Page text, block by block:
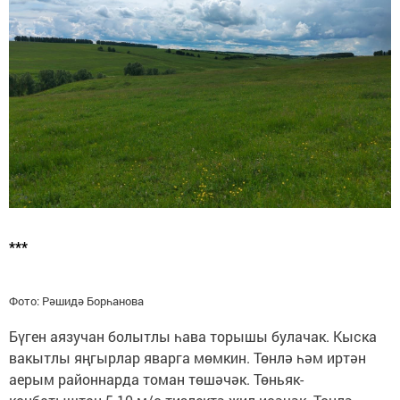
***
Фото: Рәшидә Борһанова
Бүген аязучан болытлы һава торышы булачак. Кыска
вакытлы яңгырлар яварга мөмкин. Төнлә һәм иртән
аерым районнарда томан төшәчәк. Төньяк-